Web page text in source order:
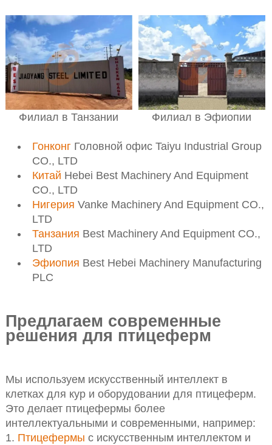
Филиал в Танзании Филиал в Эфиопии
Гонконг Головной офис Taiyu Industrial Group
CO., LTD
Китай Hebei Best Machinery And Equipment
CO., LTD
Нигерия Vanke Machinery And Equipment CO.,
LTD
Танзания Best Machinery And Equipment CO.,
LTD
Эфиопия Best Hebei Machinery Manufacturing
PLC
Предлагаем современные
решения для птицеферм
Мы используем искусственный интеллект в
клетках для кур и оборудовании для птицеферм.
Это делает птицефермы более
интеллектуальными и современными, например:
Птицефермы с искусственным интеллектом и